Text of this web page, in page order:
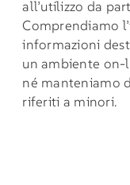
all’utilizzo da
Comprendiamo
informazioni
un ambiente
né manteniamo
riferiti a minori.